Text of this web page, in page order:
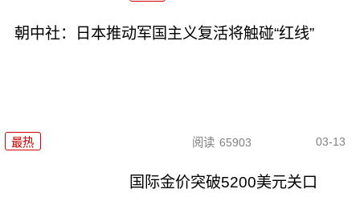
朝中社：日本推动军国主义复活将触碰“红线”
最热 阅读 65903 03-13
国际金价突破5200美元关口